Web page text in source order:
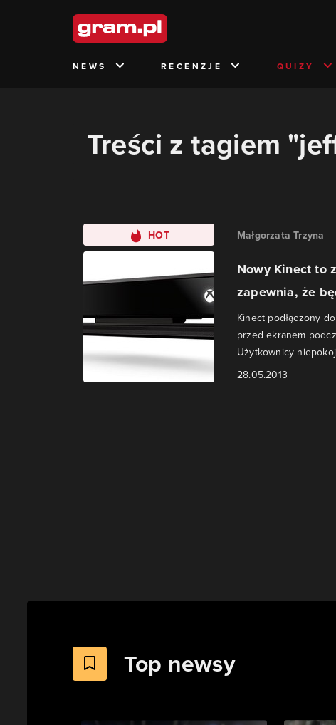
NEWS RECENZJE QUIZY
Treści z tagiem
HOT Małgorzata Trzyna
Nowy Kinect to
zapewnia, że
Kinect podłączony
przed ekranem
Użytkownicy
28.05.2013
Top newsy